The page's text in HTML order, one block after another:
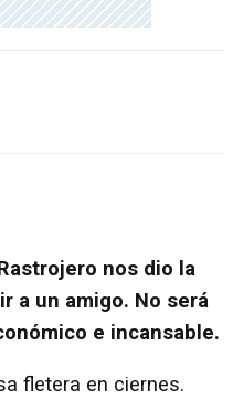
nos dio la
a un amigo. No será
e incansable.
fletera en ciernes.